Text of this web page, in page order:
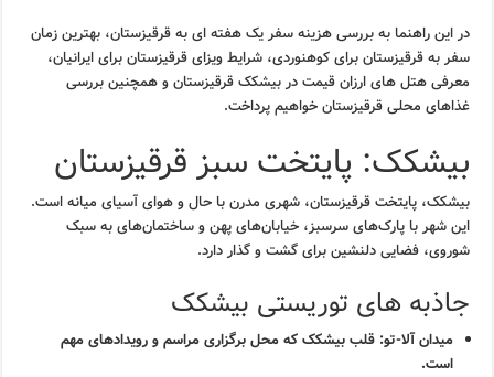
در این راهنما به بررسی هزینه سفر یک هفته ای به قرقیزستان، بهترین زمان
سفر به قرقیزستان برای کوهنوردی، شرایط ویزای قرقیزستان برای ایرانیان،
معرفی هتل های ارزان قیمت در بیشکک قرقیزستان و همچنین بررسی
غذاهای محلی قرقیزستان خواهیم پرداخت.
بیشکک: پایتخت سبز قرقیزستان
بیشکک، پایتخت قرقیزستان، شهری مدرن با حال و هوای آسیای میانه است.
این شهر با پارک‌های سرسبز، خیابان‌های پهن و ساختمان‌های به سبک
شوروی، فضایی دلنشین برای گشت و گذار دارد.
جاذبه های توریستی بیشکک
میدان آلا-تو: قلب بیشکک که محل برگزاری مراسم و رویدادهای مهم
است.